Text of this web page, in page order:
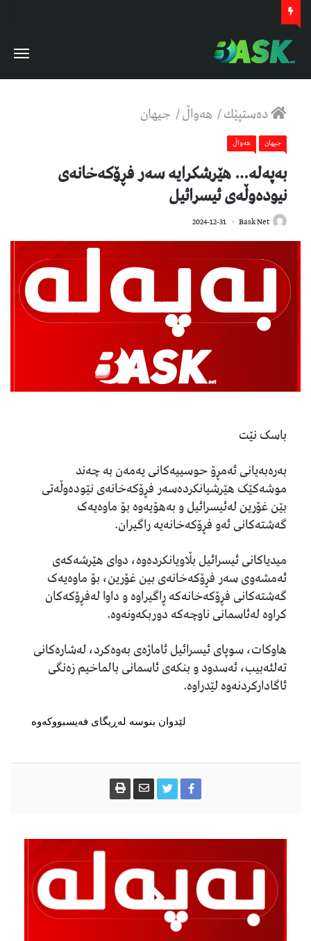
دەستپێك/ هەواڵ/ جیهان
جیهان هەواڵ
بەپەلە… هێرشکرایە سەر فڕۆکەخانەی
نیودەوڵەی ئیسرائیل
Bask Net
2024-12-31
باسک نێت
بەرەبەیانی ئەمڕۆ حوسییەکانی یەمەن بە چەند
موشەکێک هێرشیانکردەسەر فڕۆکەخانەی نێودەوڵەتی
بێن غۆرین لەئیسرائیل و بەهۆیەوە بۆ ماوەیەک
گەشتەکانی ئەو فڕۆکەخانەیە راگیران.
میدیاکانی ئیسرائیل بڵاویانکردەوە، دوای هێرشەکەی
ئەمشەوی سەر فڕۆکەخانەی بین غۆرین، بۆ ماوەیەک
گەشتەکانی فڕۆکەخانەکە ڕاگیراوە و داوا لەفڕۆکەکان
کراوە لەئاسمانی ناوچەکە دوربکەونەوە.
هاوکات، سوپای ئیسرائیل ئاماژەی بەوەکرد، لەشارەکانی
تەلئەبیب، ئەسدود و بنکەی ئاسمانی بالماخیم زەنگی
ئاگادارکردنەوە لێدراوە.
لێدوان بنوسە لەڕیگای فەیسبووکەوە